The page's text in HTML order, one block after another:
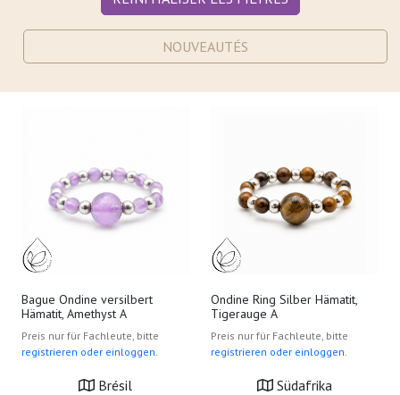
NOUVEAUTÉS
Bague Ondine versilbert
Hämatit, Amethyst A
Preis nur für Fachleute, bitte
registrieren oder einloggen.
Brésil
Ondine Ring Silber Hämatit,
Tigerauge A
Preis nur für Fachleute, bitte
registrieren oder einloggen.
Südafrika